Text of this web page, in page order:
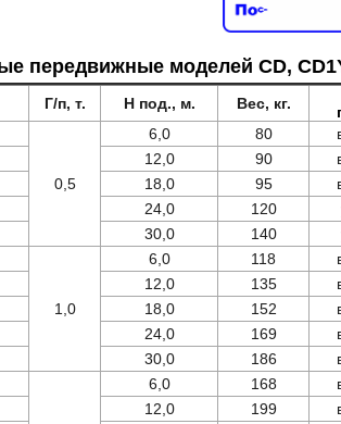
передвижные моделей CD,
Г/п, т. Н под., м. Вес, кг.
0,5
6,0 80
12,0 90
18,0 95
24,0 120
30,0 140
1,0
6,0 118
12,0 135
18,0 152
24,0 169
30,0 186
6,0 168
12,0 199